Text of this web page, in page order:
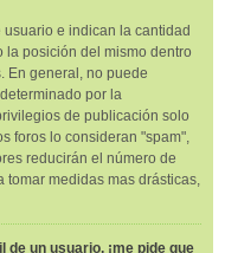
e indican la cantidad
posición del mismo dentro
En general, no puede
por la
de publicación solo
foros lo consideran "spam",
reducirán el número de
medidas mas drásticas,
un usuario, ¡me pide que